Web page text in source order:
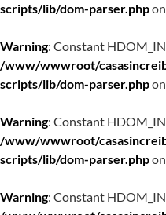
scripts/lib/dom-parser.php
Warning: Constant
/www/wwwroot/
scripts/lib/dom-parser.php
Warning: Constant
/www/wwwroot/
scripts/lib/dom-parser.php
Warning: Constant